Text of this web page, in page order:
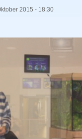
2015 - 18:30